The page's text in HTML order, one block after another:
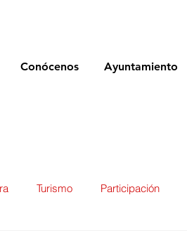
Conócenos Ayuntamiento
Turismo Participación